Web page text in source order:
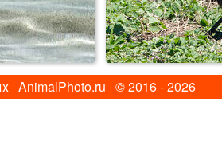
AnimalPhoto.ru © 2016 - 2026